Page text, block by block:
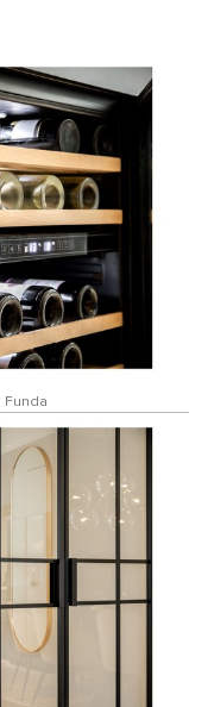
Funda